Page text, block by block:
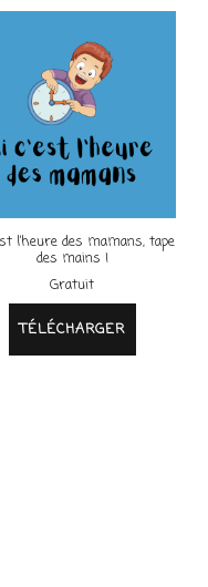
l’heure des mamans, tape
des mains !
Gratuit
TÉLÉCHARGER